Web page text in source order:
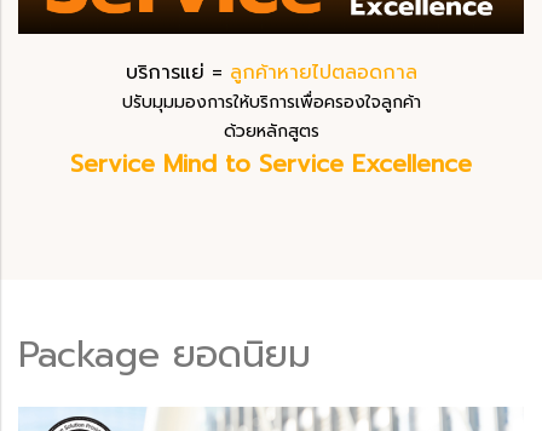
บริการแย่ = ลูกค้าหายไปตลอดกาล
ปรับมุมมองการให้บริการเพื่อครองใจลูกค้า
ด้วยหลักสูตร
Service Mind to Service Excellence
Package ยอดนิยม